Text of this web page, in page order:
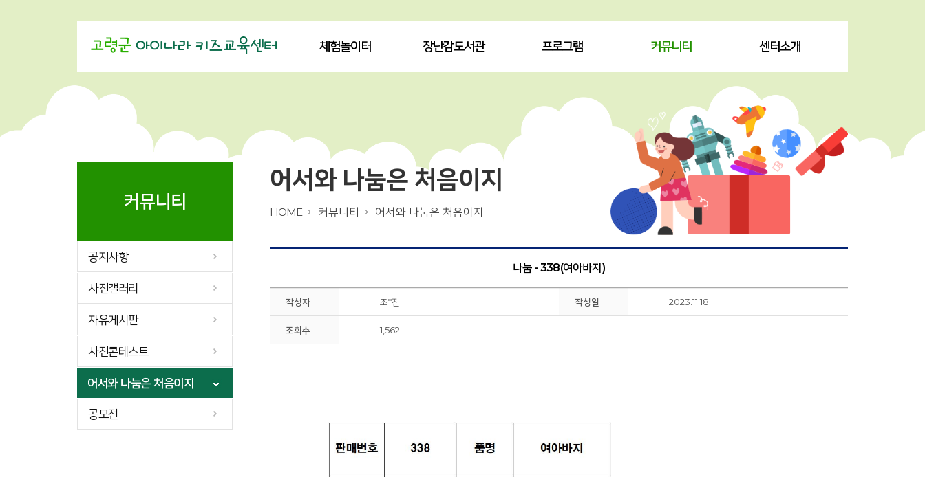
체험놀이터 장난감도서관 프로그램 커뮤니티 센터소개
커뮤니티
공지사항
사진갤러리
자유게시판
사진콘테스트
어서와 나눔은 처음이지
공모전
어서와 나눔은 처음이지
HOME 커뮤니티 어서와 나눔은 처음이지
나눔 - 338(여아바지)
작성자 조*진 작성일 2023.11.18.
조회수 1,562